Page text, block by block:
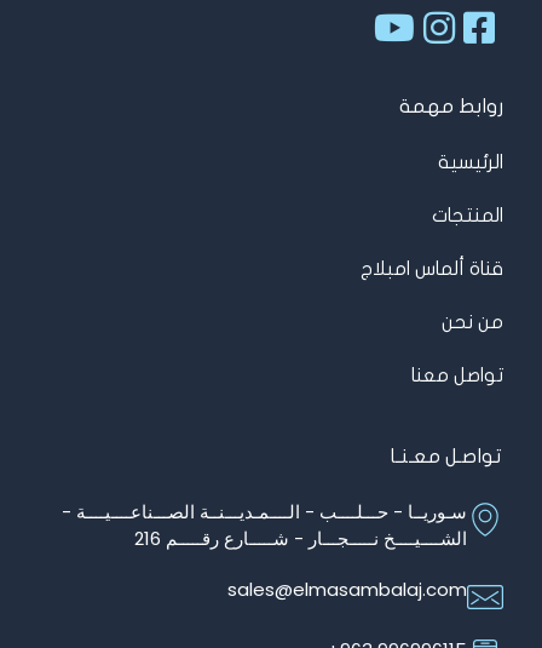
روابط مهمة
الرئيسية
المنتجات
قناة ألماس امبلاج
من نحن
تواصل معنا
تواصـل معـنـا
سـوريــا - حـــلــــب - الــــمـديـــنــة الصـــناعــــيــــة -
الشــــيــــخ نـــــجـــار - شـــــارع رقـــــم 216
sales@elmasambalaj.com